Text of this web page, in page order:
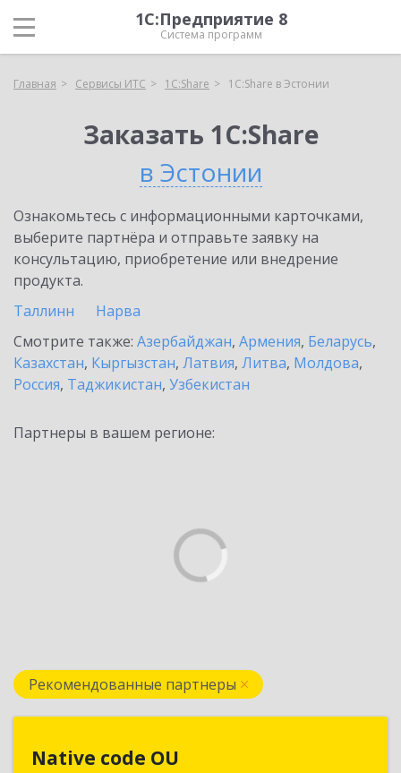
1С:Предприятие 8
Система программ
Главная Сервисы ИТС 1С:Share 1С:Share в Эстонии
Заказать 1С:Share
в Эстонии
Ознакомьтесь с информационными карточками,
выберите партнёра и отправьте заявку на
консультацию, приобретение или внедрение
продукта.
Таллинн
Нарва
Смотрите также: Азербайджан, Армения, Беларусь,
Казахстан, Кыргызстан, Латвия, Литва, Молдова,
Россия, Таджикистан, Узбекистан
Партнеры в вашем регионе:
Рекомендованные партнеры
Native code OU